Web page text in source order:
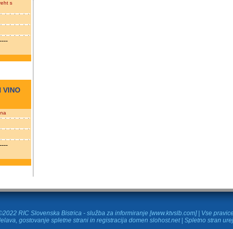
s
VINO
RIC Slovenska Bistrica - služba za informiranje [www.ktvslb.com] | Vse
gostovanje spletne strani in registracija domen slohost.net | Spletno stran